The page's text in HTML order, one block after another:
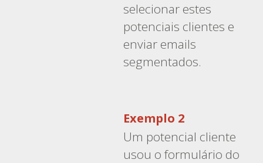
selecionar estes
potenciais clientes e
enviar emails
segmentados.
Exemplo 2
Um potencial cliente
usou o formulário do